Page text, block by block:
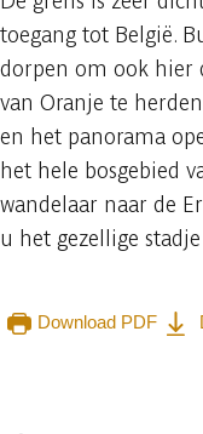
toegang tot België.
dorpen om ook hier
van Oranje te
en het panorama
het hele bosgebied
wandelaar naar de
u het gezellige
Download PDF